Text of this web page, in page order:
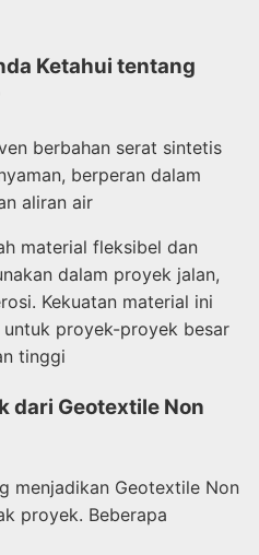
Ketahui tentang
berbahan serat sintetis
berperan dalam
aliran air
material fleksibel dan
dalam proyek jalan,
Kekuatan material ini
proyek-proyek besar
tinggi
dari Geotextile Non
menjadikan Geotextile Non
proyek. Beberapa